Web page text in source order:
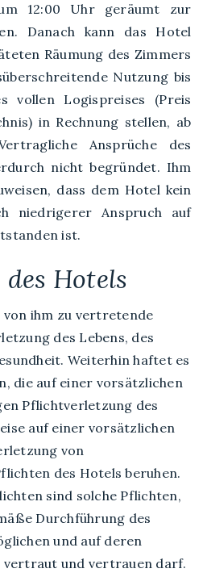
12:00 Uhr geräumt zur
Danach kann das Hotel
Räumung des Zimmers
Nutzung bis
vollen Logispreises (Preis
in Rechnung stellen, ab
Ansprüche des
nicht begründet. Ihm
dass dem Hotel kein
niedrigerer Anspruch auf
ist.
Hotels
ihm zu vertretende
des Lebens, des
Weiterhin haftet es
die auf einer vorsätzlichen
Pflichtverletzung des
auf einer vorsätzlichen
von
des Hotels beruhen.
sind solche Pflichten,
Durchführung des
und auf deren
vertraut und vertrauen darf.